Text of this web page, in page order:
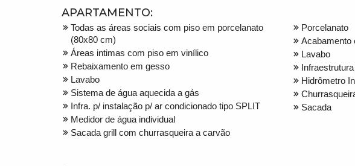
APARTAMENTO:
Todas as áreas sociais com piso em porcelanato
(80x80 cm)
Áreas intimas com piso em vinílico
Rebaixamento em gesso
Lavabo
Sistema de água aquecida a gás
Infra. p/ instalação p/ ar condicionado tipo SPLIT
Medidor de água individual
Sacada grill com churrasqueira a carvão
Porcelanato
Acabamento
Lavabo
Hidrômetro
Sacada